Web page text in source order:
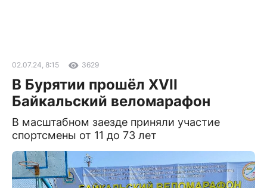
02.07.24, 8:15 3629
В Бурятии прошёл XVII
Байкальский веломарафон
В масштабном заезде приняли участие
спортсмены от 11 до 73 лет